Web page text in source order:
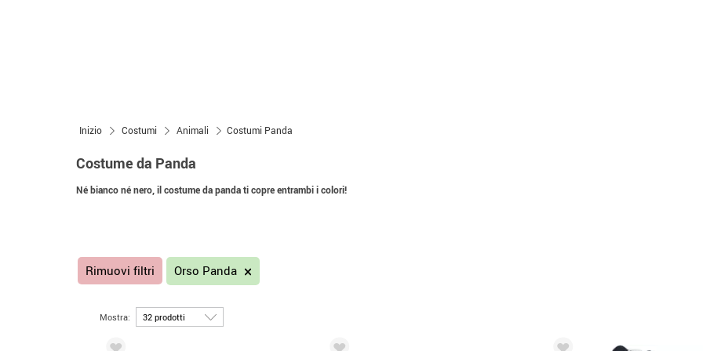
Inizio Costumi Animali Costumi Panda
Costume da Panda
Né bianco né nero, il costume da panda ti copre entrambi i colori!
Rimuovi filtri Orso Panda
Mostra: